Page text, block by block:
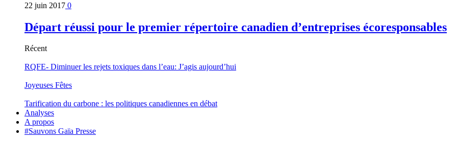
22 juin 2017 0
Départ réussi pour le premier répertoire canadien d’entreprises écoresponsables
Récent
RQFE- Diminuer les rejets toxiques dans l’eau: J’agis aujourd’hui
Joyeuses Fêtes
Tarification du carbone : les politiques canadiennes en débat
Analyses
A propos
#Sauvons Gaïa Presse